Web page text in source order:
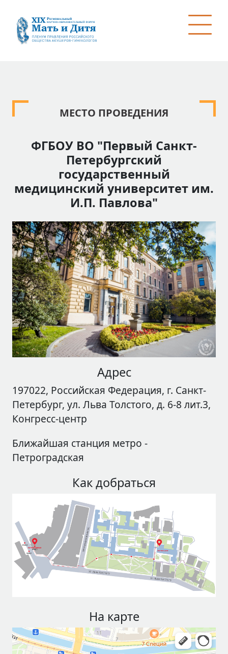
МЕСТО ПРОВЕДЕНИЯ
ФГБОУ ВО "Первый Санкт-
Петербургский
государственный
медицинский университет им.
И.П. Павлова"
Адрес
197022, Российская Федерация, г. Санкт-
Петербург, ул. Льва Толстого, д. 6-8 лит.3,
Конгресс-центр
Ближайшая станция метро -
Петроградская
Как добраться
На карте